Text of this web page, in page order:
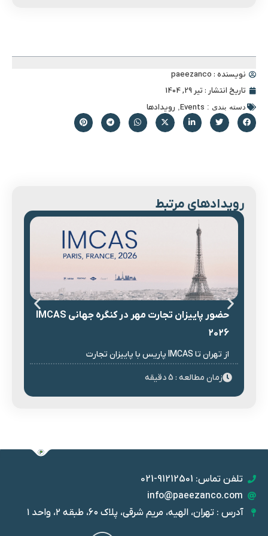
نویسنده : paeezanco
تاریخ انتشار : تیر 29, 1404
دسته بندی : Events
, رویدادها
رویدادهای مرتبط
حضور پاییزان تجارت مهر در کنگره جهانی IMCAS
2026
از تهران تا IMCAS پاریس با پاییزان تجارت
زمان مطالعه : 5 دقیقه
تلفن تماس: 91212501-021
info@paeezanco.com
آدرس : تهران، الهیه، مریم شرقی، پلاک ۶۰، طبقه ۲، واحد ۱